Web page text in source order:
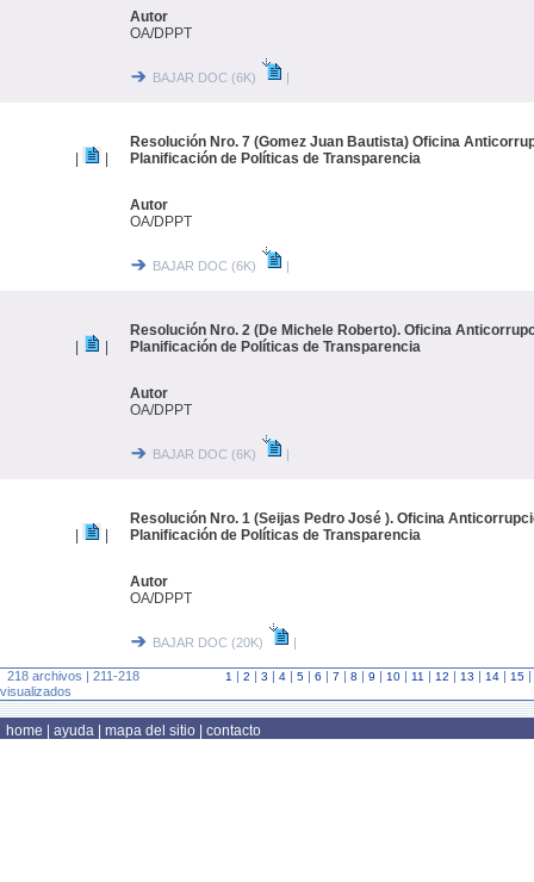
Autor
OA/DPPT
BAJAR DOC (6K) |
Resolución Nro. 7 (Gomez Juan Bautista) Oficina
Planificación de Políticas de Transparencia
Autor
OA/DPPT
BAJAR DOC (6K) |
Resolución Nro. 2 (De Michele Roberto). Oficina
Planificación de Políticas de Transparencia
Autor
OA/DPPT
BAJAR DOC (6K) |
Resolución Nro. 1 (Seijas Pedro José ). Oficina
Planificación de Políticas de Transparencia
Autor
OA/DPPT
BAJAR DOC (20K) |
218 archivos | 211-218
visualizados
1 | 2 | 3 | 4 | 5 | 6 | 7 | 8 | 9 | 10 | 11 | 12 | 13 | 14 | 15 |
home ayuda mapa del sitio contacto